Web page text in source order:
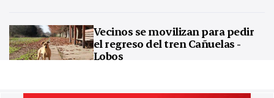
Vecinos se movilizan para pedir
el regreso del tren Cañuelas -
Lobos